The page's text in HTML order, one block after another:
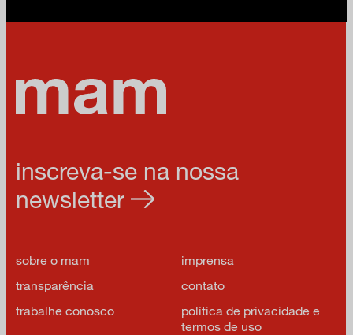
inscreva-se na nossa
newsletter
sobre o mam
imprensa
transparência
contato
trabalhe conosco
política de privacidade e
termos de uso